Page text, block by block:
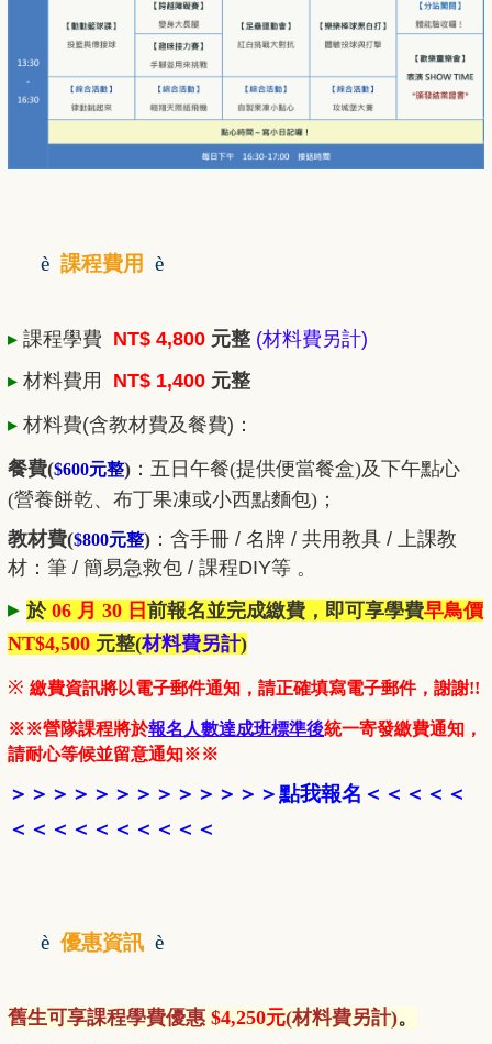
è 課程費用 è
▸ 課程學費 NT$ 4,800 元整 (材料費另計)
▸ 材料費用 NT$ 1,400 元整
▸ 材料費(含教材費及餐費) ：
餐費($600元整) ：五日午餐(提供便當餐盒)及下午點心
(營養餅乾、布丁果凍或小西點麵包)；
教材費($800元整) ： 含手冊 / 名牌 / 共用教具 / 上課教
材：筆 / 簡易急救包 / 課程DIY等 。
▸ 於 06 月 30 日 前報名並完成繳費，即可享學費早鳥價
NT$4,500 元整(材料費另計)
※ 繳費資訊將以電子郵件通知，請正確填寫電子郵件，謝謝!!
※※營隊課程將於報名人數達成班標準後統一寄發繳費通知，
請耐心等候並留意通知※※
＞＞＞＞＞＞＞＞＞＞ ＞＞ ＞點我報名 ＜ ＜＜＜ ＜
＜＜ ＜＜＜＜＜＜＜＜
è 優惠資訊 è
舊生可享課程學費優惠 $4,250元(材料費另計)。